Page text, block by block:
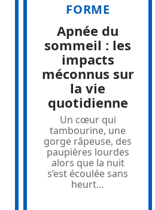
FORME
Apnée du
sommeil : les
impacts
méconnus sur
la vie
quotidienne
Un cœur qui
tambourine, une
gorge râpeuse, des
paupières lourdes
alors que la nuit
s’est écoulée sans
heurt…